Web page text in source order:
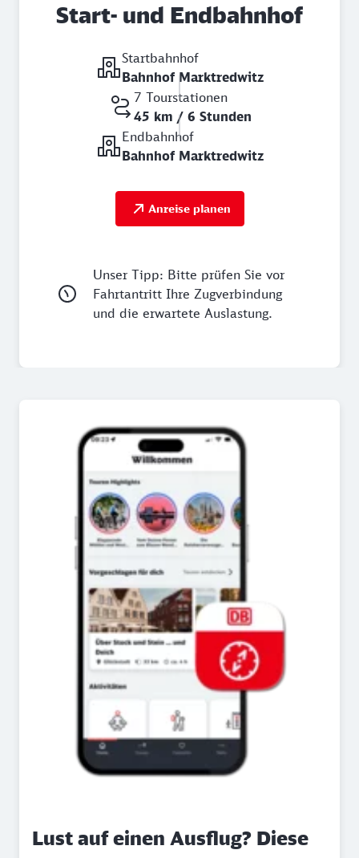
Start- und Endbahnhof
Startbahnhof
Bahnhof Marktredwitz
7 Tourstationen
45 km / 6 Stunden
Endbahnhof
Bahnhof Marktredwitz
Anreise planen
Unser Tipp: Bitte prüfen Sie vor
Fahrtantritt Ihre Zugverbindung
und die erwartete Auslastung.
Lust auf einen Ausflug? Diese